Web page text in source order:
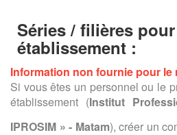
Séries / filières
établissement :
Information non fournie pour le
Si vous êtes un personnel ou le
établissement (Institut
IPROSIM » - Matam), créer un